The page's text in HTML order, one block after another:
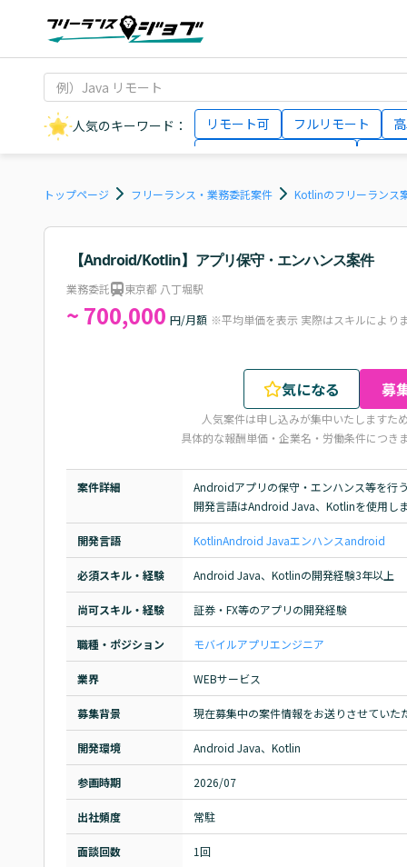
人気のキーワード： リモート可 フルリモート
AIエンジニア
トップページ フリーランス・業務委託案件 Kotlinのフリーランス
【Android/Kotlin】アプリ保守・エンハンス案件
業務委託 東京都 八丁堀駅
~ 700,000 円/月額 ※平均単価を表示 実際はスキルにより
気になる 募
人気案件は申し込みが集中いたしますた
具体的な報酬単価・企業名・労働条件につき
案件詳細
Androidアプリの保守・エンハンス等を行
開発言語はAndroid Java、Kotlinを使用し
開発言語 KotlinAndroid Javaエンハンスandroid
必須スキル・経験 Android Java、Kotlinの開発経験3年以上
尚可スキル・経験 証券・FX等のアプリの開発経験
職種・ポジション モバイルアプリエンジニア
業界 WEBサービス
募集背景 現在募集中の案件情報をお送りさせていた
開発環境 Android Java、Kotlin
参画時期 2026/07
出社頻度 常駐
面談回数 1回